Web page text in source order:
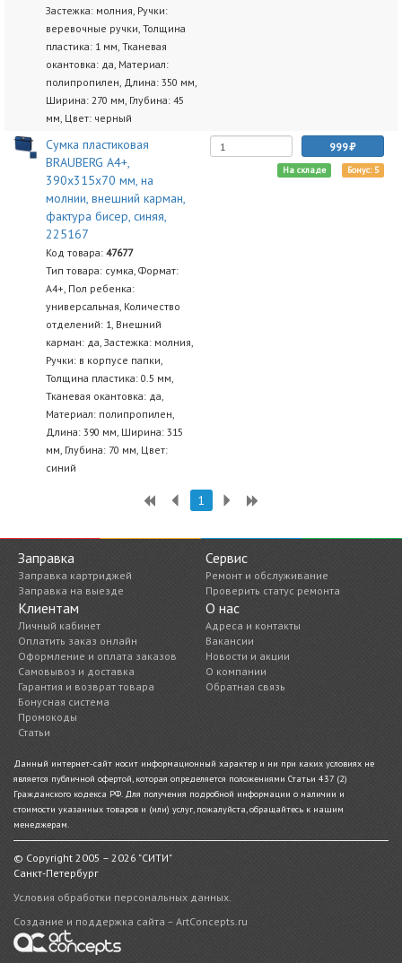
Застежка: молния, Ручки:
веревочные ручки, Толщина
пластика: 1 мм, Тканевая
окантовка: да, Материал:
полипропилен, Длина: 350 мм,
Ширина: 270 мм, Глубина: 45
мм, Цвет: черный
Сумка пластиковая
BRAUBERG А4+,
390х315х70 мм, на
молнии, внешний карман,
фактура бисер, синяя,
225167
Код товара: 47677
Тип товара: сумка, Формат:
А4+, Пол ребенка:
универсальная, Количество
отделений: 1, Внешний
карман: да, Застежка: молния,
Ручки: в корпусе папки,
Толщина пластика: 0.5 мм,
Тканевая окантовка: да,
Материал: полипропилен,
Длина: 390 мм, Ширина: 315
мм, Глубина: 70 мм, Цвет:
синий
999
На складе Бонус: 5
1
Заправка
Заправка картриджей
Заправка на выезде
Сервис
Ремонт и обслуживание
Проверить статус ремонта
Клиентам
Личный кабинет
Оплатить заказ онлайн
Оформление и оплата заказов
Самовывоз и доставка
Гарантия и возврат товара
Бонусная система
Промокоды
Статьи
О нас
Адреса и контакты
Вакансии
Новости и акции
О компании
Обратная связь
Данный интернет-сайт носит информационный характер и ни при каких условиях не
является публичной офертой, которая определяется положениями Статьи 437 (2)
Гражданского кодекса РФ. Для получения подробной информации о наличии и
стоимости указанных товаров и (или) услуг, пожалуйста, обращайтесь к нашим
менеджерам.
© Copyright 2005 – 2026 "СИТИ"
Санкт-Петербург
Условия обработки персональных данных.
Создание и поддержка сайта – ArtConcepts.ru